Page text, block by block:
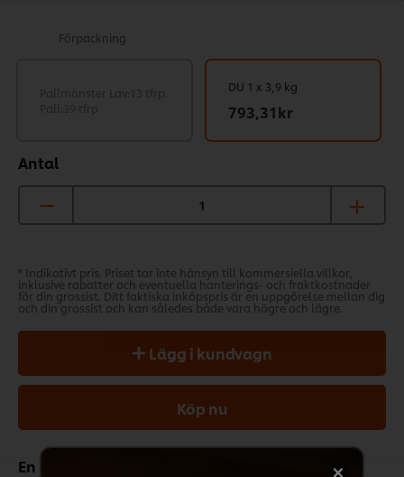
Förpackning
Antal
DU 1 x 3,9 kg
793,31kr
* Indikativt pris. Priset tar inte hänsyn till kommersiella villkor,
inklusive rabatter och eventuella hanterings- och fraktkostnader
för din grossist. Ditt faktiska inköpspris är en uppgörelse mellan dig
och din grossist och kan således både vara högre och lägre.
Lägg i kundvagn
Köp nu
En slät, rik och värmande soppklassiker.